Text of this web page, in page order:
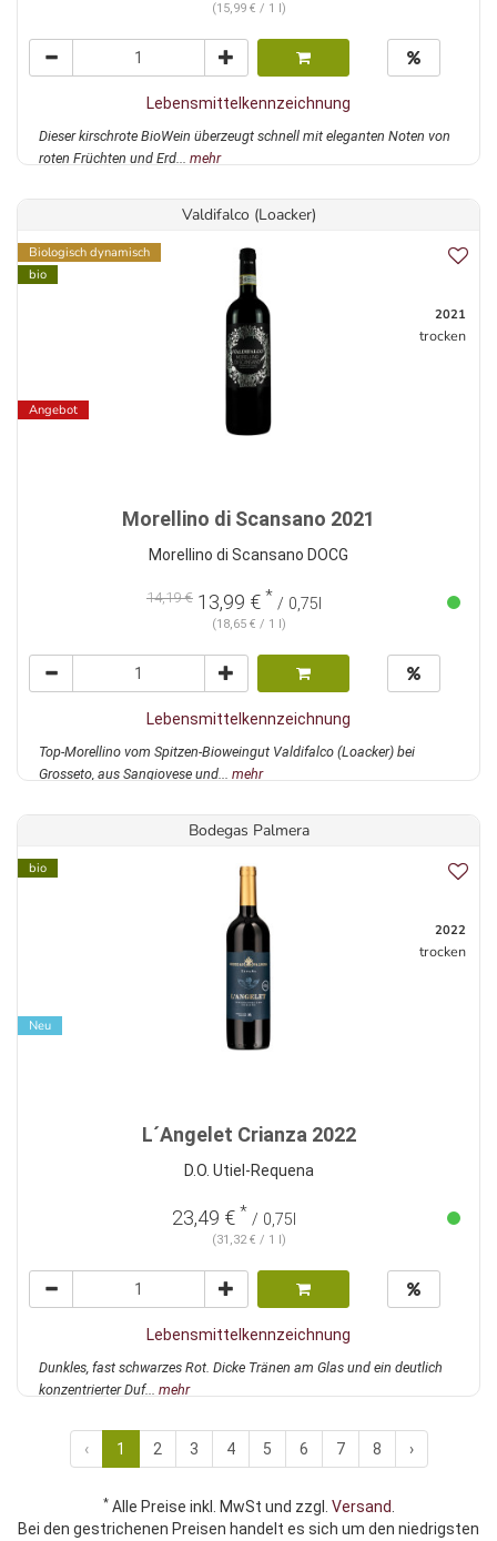
(15,99 € / 1 l)
Lebensmittelkennzeichnung
Dieser kirschrote BioWein überzeugt schnell mit eleganten Noten von
roten Früchten und Erd... mehr
Valdifalco (Loacker)
Biologisch dynamisch
bio
Angebot
2021
trocken
Morellino di Scansano 2021
Morellino di Scansano DOCG
14,19 € 13,99 € * / 0,75l
(18,65 € / 1 l)
Lebensmittelkennzeichnung
Top-Morellino vom Spitzen-Bioweingut Valdifalco (Loacker) bei
Grosseto, aus Sangiovese und... mehr
Bodegas Palmera
bio
Neu
2022
trocken
L´Angelet Crianza 2022
D.O. Utiel-Requena
23,49 € * / 0,75l
(31,32 € / 1 l)
Lebensmittelkennzeichnung
Dunkles, fast schwarzes Rot. Dicke Tränen am Glas und ein deutlich
konzentrierter Duf... mehr
‹ 1 2 3 4 5 6 7 8 ›
*Alle Preise inkl. MwSt und zzgl. Versand.
Bei den gestrichenen Preisen handelt es sich um den niedrigsten